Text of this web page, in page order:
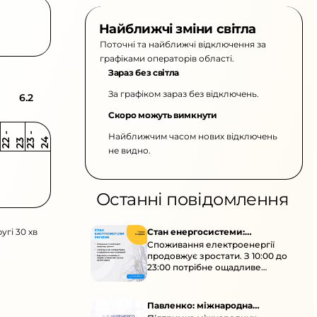
6.2
2 2
-
2 3 2 3
-
2 4
30 хв
Найближчі зміни світла
Поточні та найближчі відключення за
графіками операторів області.
Зараз без світла
За графіком зараз без відключень.
Скоро можуть вимкнути
Найближчим часом нових відключень
не видно.
Останні повідомлення
Стан енергосистеми:
споживання зростає
Споживання електроенергії
продовжує зростати. З 10:00 до
23:00 потрібне ощадливе
енергоспоживання, а
перенести на нічні години.
Павленко: міжнародна